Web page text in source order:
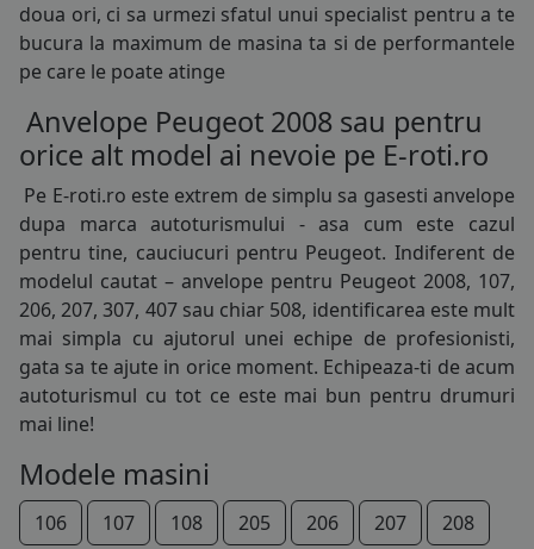
doua ori, ci sa urmezi sfatul unui specialist pentru a te
bucura la maximum de masina ta si de performantele
pe care le poate atinge
Anvelope Peugeot 2008 sau pentru
orice alt model ai nevoie pe E-roti.ro
Pe E-roti.ro este extrem de simplu sa gasesti anvelope
dupa marca autoturismului - asa cum este cazul
pentru tine, cauciucuri pentru Peugeot. Indiferent de
modelul cautat – anvelope pentru Peugeot 2008, 107,
206, 207, 307, 407 sau chiar 508, identificarea este mult
mai simpla cu ajutorul unei echipe de profesionisti,
gata sa te ajute in orice moment. Echipeaza-ti de acum
autoturismul cu tot ce este mai bun pentru drumuri
mai line!
Modele masini
106 107 108 205 206 207
208
215/70R15
225/70R15
255/75R15
185/75R16
195/45R16
195/50R16
195/55R16
195/60R16
195/75R16
205/45R16
205/50R16